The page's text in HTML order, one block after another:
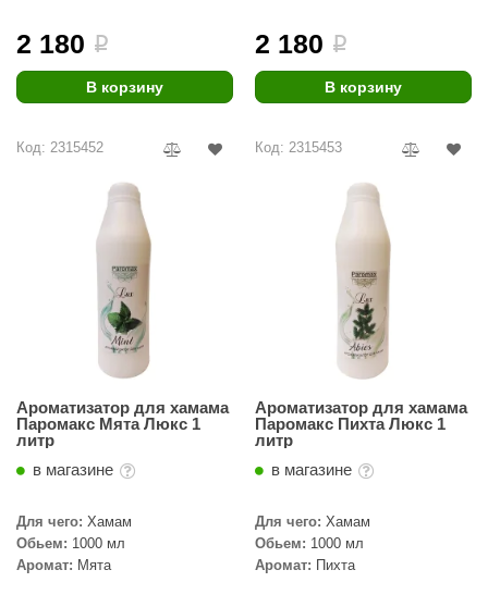
2 180 i
В корзину
2 180 i
В корзину
Код: 2315452
Ароматизатор для хамама
Паромакс Мята Люкс 1
литр
в магазине
Для чего: Хамам
Обьем: 1000 мл
Аромат: Мята
Код: 2315453
Ароматизатор для хамама
Паромакс Пихта Люкс 1
литр
в магазине
Для чего: Хамам
Обьем: 1000 мл
Аромат: Пихта